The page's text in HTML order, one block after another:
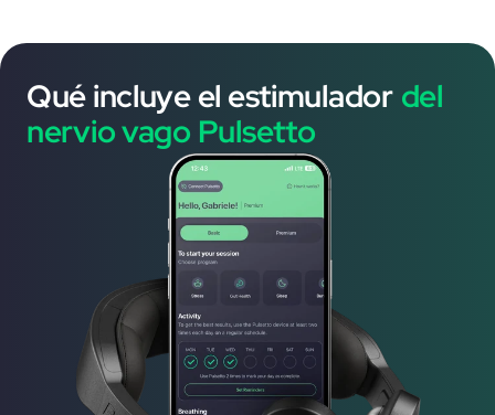
Qué incluye el estimulador del
nervio vago Pulsetto